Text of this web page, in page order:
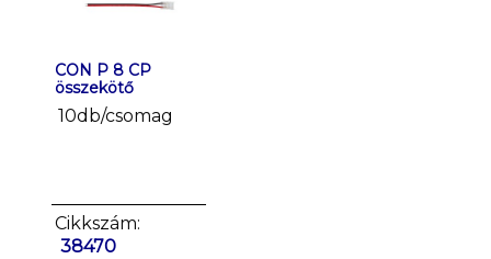
CON P 8 CP
összekötő
10db/csomag
Cikkszám:
38470